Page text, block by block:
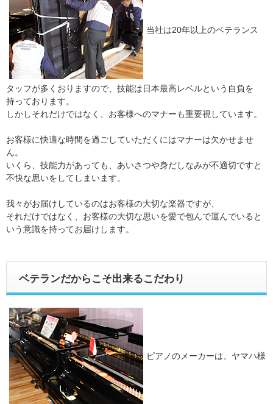
当社は20年以上のベテランス
タッフが多くおりますので、技能は日本最高レベルという自負を
持っております。
しかしそれだけではなく、お客様へのマナーも重要視しています。
お客様に快適な時間を過ごしていただくにはマナーは欠かせませ
ん。
いくら、技能力があっても、あいさつや身だしなみが不適切ですと
不快な思いをしてしまいます。
我々がお届けしているのはお客様の大切な楽器ですが、
それだけではなく、お客様の大切な思いを愛で包んで運んでいると
いう意識を持ってお届けします。
ベテランだからこそ出来るこだわり
ピアノのメーカーは、ヤマハ様